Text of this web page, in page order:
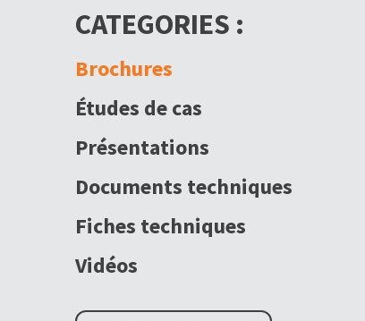
CATEGORIES :
Brochures
Études de cas
Présentations
Documents techniques
Fiches techniques
Vidéos